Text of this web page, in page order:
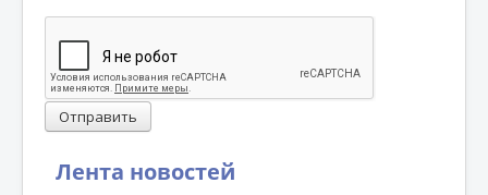
Лента новостей
Отправить